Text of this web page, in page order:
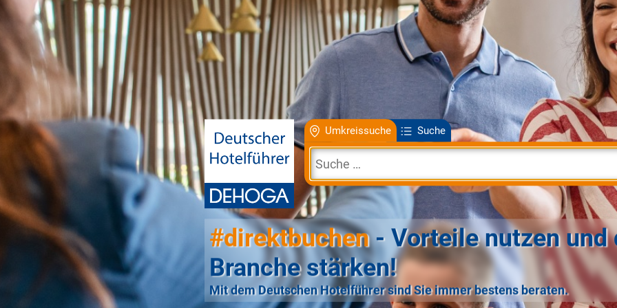
Umkreissuche Suche
#direktbuchen- Vorteile nutzen und
Branche stärken!
Mit dem Deutschen Hotelführer sind Sie immer bestens beraten.